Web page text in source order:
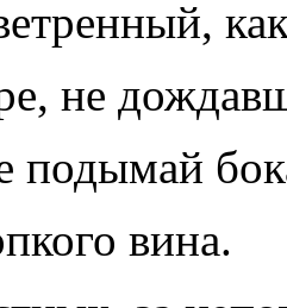
не
подымай
вина.